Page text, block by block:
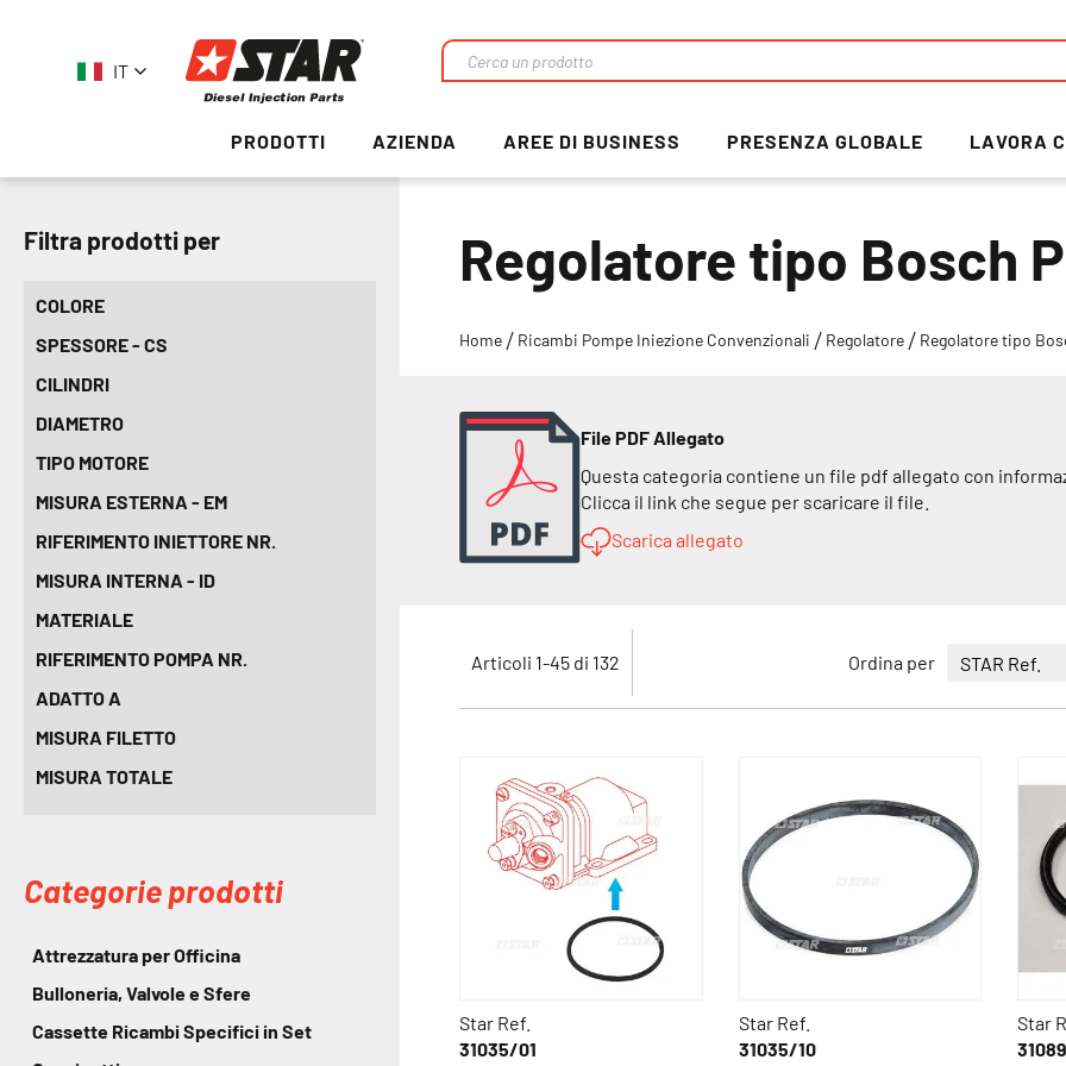
IT
Ricerca
PRODOTTI AZIENDA AREE DI BUSINESS PRESENZA GLOBALE LAVORA
Regolatore tipo Bosch
Home Ricambi Pompe Iniezione Convenzionali Regolatore Regolatore tipo
File PDF Allegato
Questa categoria contiene un file pdf allegato con
Clicca il link che segue per scaricare il file.
Scarica allegato
Articoli 1-45 di 132 Ordina per
Star Ref.
31035/01
Star Ref.
31035/10
Star
31089
Filtra prodotti per
COLORE
SPESSORE - CS
CILINDRI
DIAMETRO
TIPO MOTORE
MISURA ESTERNA - EM
RIFERIMENTO INIETTORE NR.
MISURA INTERNA - ID
MATERIALE
RIFERIMENTO POMPA NR.
ADATTO A
MISURA FILETTO
MISURA TOTALE
Categorie prodotti
Attrezzatura per Officina
Bulloneria, Valvole e Sfere
Cassette Ricambi Specifici in Set